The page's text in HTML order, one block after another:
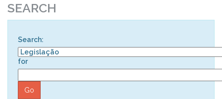
SEARCH
Search:
for